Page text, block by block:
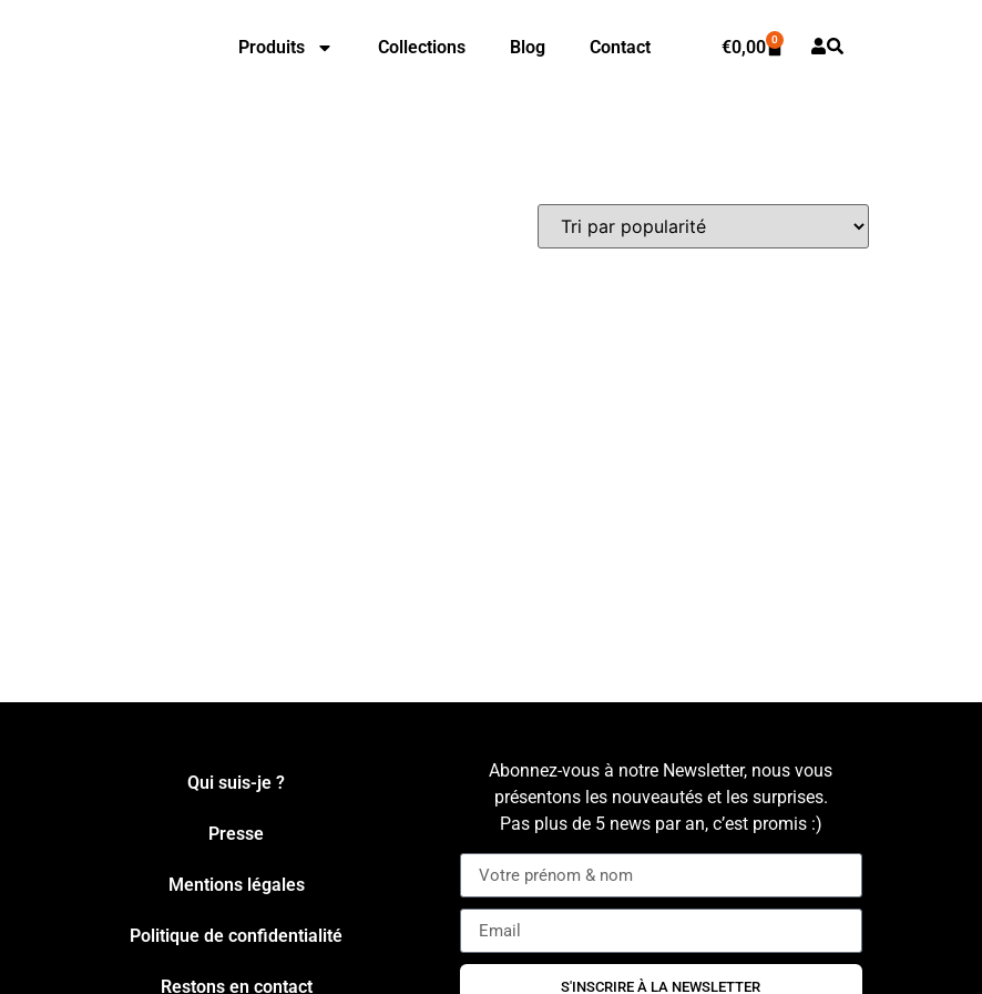
Produits Collections Blog Contact €0,00 0
Qui suis-je ?
Presse
Mentions légales
Politique de confidentialité
Restons en contact
Abonnez-vous à notre Newsletter, nous vous
présentons les nouveautés et les surprises.
Pas plus de 5 news par an, c’est promis :)
S'INSCRIRE À LA NEWSLETTER